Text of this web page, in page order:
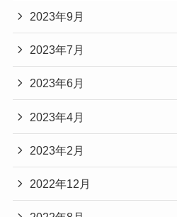
2023年9月
2023年7月
2023年6月
2023年4月
2023年2月
2022年12月